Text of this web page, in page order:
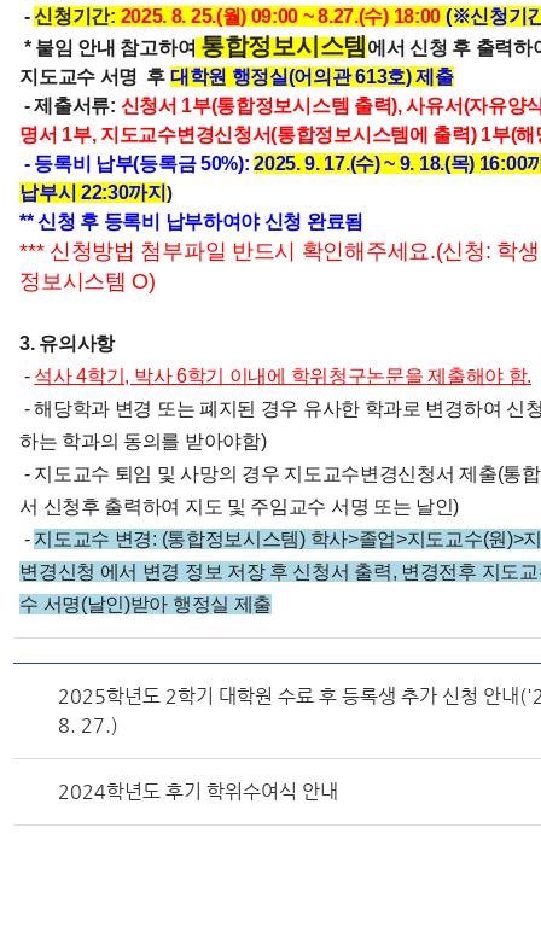
-신청기간: 2025. 8. 25.(월) 09:00 ~ 8.27.(수) 18:00 (※신청기
* 붙임 안내 참고하여 통합정보시스템에서 신청 후 출력하
지도교수 서명 후 대학원 행정실(어의관 613호) 제출
- 제출서류: 신청서 1부(통합정보시스템 출력), 사유서(자유양
명서 1부, 지도교수변경신청서(통합정보시스템에 출력) 1부(해
- 등록비 납부(등록금 50%):2025. 9. 17.(수) ~ 9. 18.(목) 16:00
납부시 22:30까지 )
** 신청 후 등록비 납부하여야 신청 완료됨
*** 신청방법 첨부파일 반드시 확인해주세요.(신청: 학
정보시스템 O)
3. 유의사항
- 석사 4학기, 박사 6학기 이내에 학위청구논문을 제출해야 함.
- 해당학과 변경 또는 폐지된 경우 유사한 학과로 변경하여 신
하는 학과의 동의를 받아야함)
- 지도교수 퇴임 및 사망의 경우 지도교수변경신청서 제출(통
서 신청후 출력하여 지도 및 주임교수 서명 또는 날인)
- 지도교수 변경: (통합정보시스템) 학사>졸업>지도교수(원)>
변경신청 에서 변경 정보 저장 후 신청서 출력, 변경전후 지도
수 서명(날인)받아 행정실 제출
2025학년도 2학기 대학원 수료 후 등록생 추가 신청 안내
8. 27.)
2024학년도 후기 학위수여식 안내